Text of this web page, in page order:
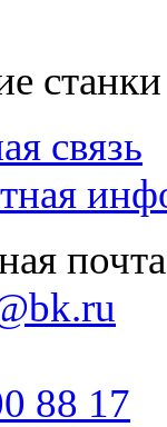
связь
почта
88 17